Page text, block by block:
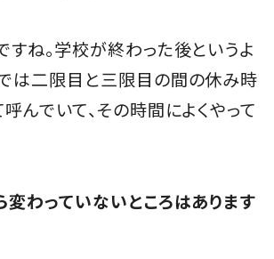
すね。学校が終わった後というよ
では二限目と三限目の間の休み時
呼んでいて、その時間によくやって
変わっていないところはあります